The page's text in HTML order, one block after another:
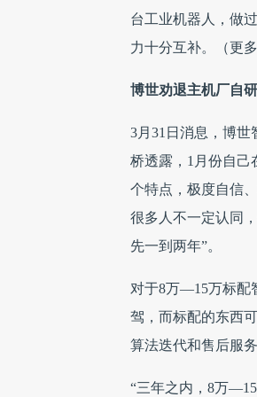
台工业机器人，做
力十分互补。（更
博世劝退主机厂自
3月31日消息，博
桥透露，1月份自己
个特点，极度自信
很多人不一定认同
先一到两年”。
对于8万—15万标配
驾，而标配的东西
算法迭代和售后服
“三年之内，8万